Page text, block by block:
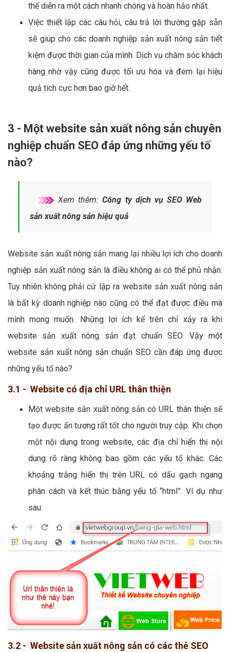
thể diễn ra một cách nhanh chóng và hoàn hảo nhất.
Việc thiết lập các câu hỏi, câu trả lời thường gặp sẵn
sẽ giúp cho các doanh nghiệp sản xuất nông sản tiết
kiệm được thời gian của mình. Dịch vụ chăm sóc khách
hàng nhờ vậy cũng được tối ưu hóa và đem lại hiệu
quả tích cực hơn bao giờ hết.
3 - Một website sản xuất nông sản chuyên
nghiệp chuẩn SEO đáp ứng những yếu tố
nào?
Xem thêm:Công ty dịch vụ SEO Web
sản xuất nông sản hiệu quả
Website sản xuất nông sản mang lại nhiều lợi ích cho doanh
nghiệp sản xuất nông sản là điều không ai có thể phủ nhận.
Tuy nhiên không phải cứ lập ra website sản xuất nông sản
là bất kỳ doanh nghiệp nào cũng có thể đạt được điều mà
mình mong muốn. Những lợi ích kể trên chỉ xảy ra khi
website sản xuất nông sản đạt chuẩn SEO. Vậy một
website sản xuất nông sản chuẩn SEO cần đáp ứng được
những yếu tố nào?
3.1 - Website có địa chỉ URL thân thiện
Một website sản xuất nông sản có URL thân thiện sẽ
tạo được ấn tượng rất tốt cho người truy cập. Khi chọn
một nội dung trong website, các địa chỉ hiển thị nội
dung rõ ràng không bao gồm các yếu tố khác. Các
khoảng trắng hiển thị trên URL có dấu gạch ngang
phân cách và kết thúc bằng yếu tố “html”. Ví dụ như
sau:
3.2 - Website sản xuất nông sản có các thẻ SEO